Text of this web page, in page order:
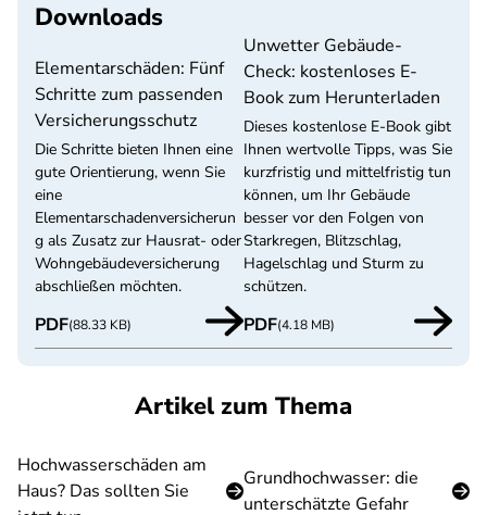
Downloads
Elementarschäden: Fünf
Schritte zum passenden
Versicherungsschutz
Die Schritte bieten Ihnen eine
gute Orientierung, wenn Sie
eine
Elementarschadenversicherun
g als Zusatz zur Hausrat- oder
Wohngebäudeversicherung
abschließen möchten.
PDF(88.33 KB)
Unwetter Gebäude-
Check: kostenloses E-
Book zum Herunterladen
Dieses kostenlose E-Book gibt
Ihnen wertvolle Tipps, was Sie
kurzfristig und mittelfristig tun
können, um Ihr Gebäude
besser vor den Folgen von
Starkregen, Blitzschlag,
Hagelschlag und Sturm zu
schützen.
PDF(4.18 MB)
Artikel zum Thema
Hochwasserschäden am
Haus? Das sollten Sie
Grundhochwasser: die
unterschätzte Gefahr